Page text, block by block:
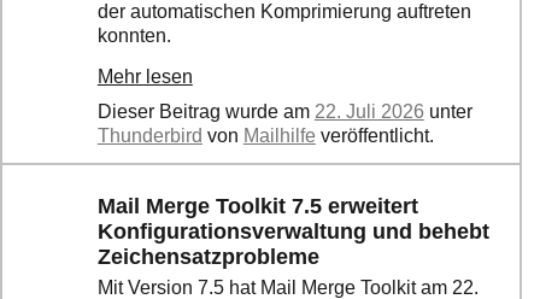
der automatischen Komprimierung auftreten
konnten.
Mehr lesen
Dieser Beitrag wurde am 22. Juli 2026 unter
Thunderbird von Mailhilfe veröffentlicht.
Mail Merge Toolkit 7.5 erweitert
Konfigurationsverwaltung und behebt
Zeichensatzprobleme
Mit Version 7.5 hat Mail Merge Toolkit am 22.